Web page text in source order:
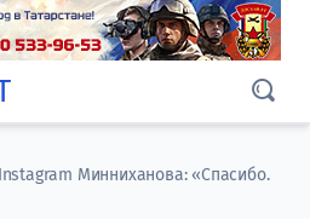
Instagram Минниханова: «Спасибо.